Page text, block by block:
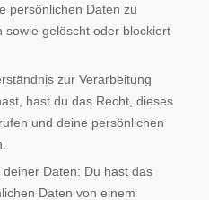
persönlichen Daten zu
gelöscht oder blockiert
zur Verarbeitung
hast du das Recht, dieses
und deine persönlichen
Daten: Du hast das
Daten von einem